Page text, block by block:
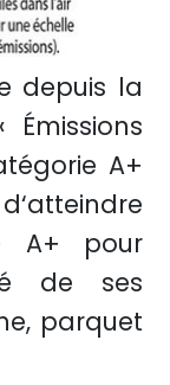
depuis la
A+
A+ pour
de ses
parquet